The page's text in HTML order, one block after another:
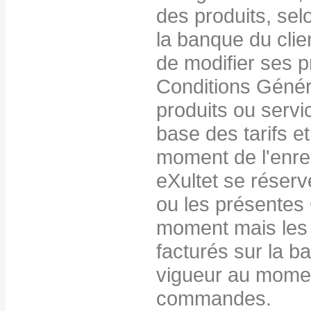
des produits,
la banque du
de modifier ses
Conditions
produits ou
base des tarifs
moment de
eXultet se
ou les
moment mais
facturés sur la
vigueur au
commandes.